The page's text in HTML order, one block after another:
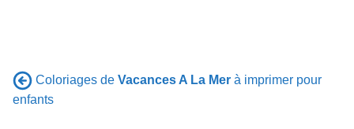
Coloriages de Vacances A La Mer à imprimer pour
enfants